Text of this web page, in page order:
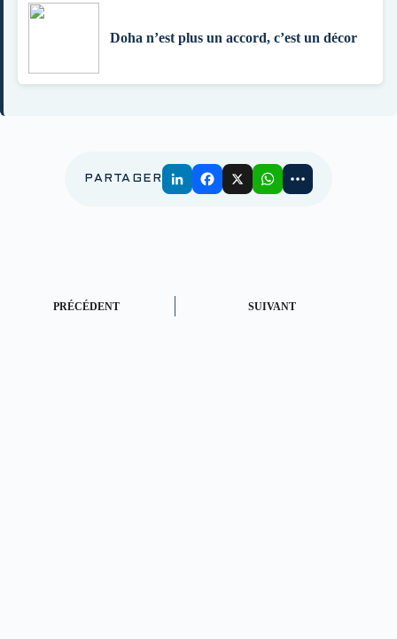
Doha n’est plus un accord, c’est un décor
PARTAGER
PRÉCÉDENT SUIVANT